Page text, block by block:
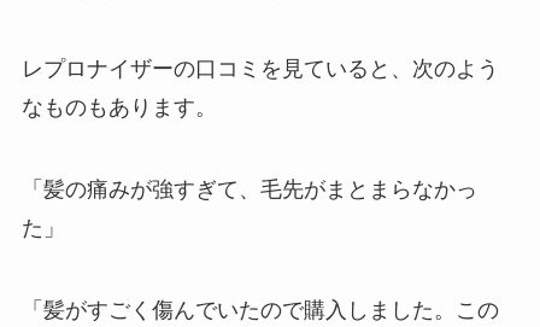
レプロナイザーの口コミを見ていると、次のよう
なものもあります。
「髪の痛みが強すぎて、毛先がまとまらなかっ
た」
「髪がすごく傷んでいたので購入しました。この